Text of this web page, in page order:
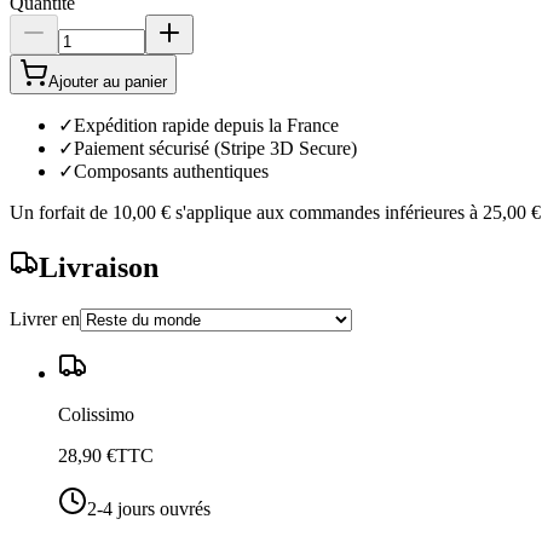
Ajouter au panier
✓Expédition rapide depuis la France
✓Paiement sécurisé (Stripe 3D Secure)
✓Composants authentiques
Un forfait de 10,00 € s'applique aux commandes inférieures à 25,00 €
Livraison
Livrer en
Colissimo
28,90 €TTC
2-4 jours ouvrés